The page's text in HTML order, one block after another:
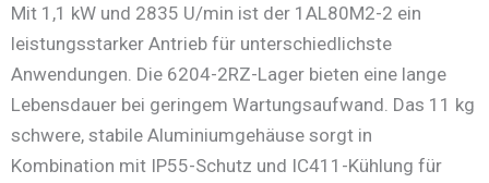
Mit 1,1 kW und 2835 U/min ist der 1AL80M2-2 ein
leistungsstarker Antrieb für unterschiedlichste
Anwendungen. Die 6204-2RZ-Lager bieten eine lange
Lebensdauer bei geringem Wartungsaufwand. Das 11 kg
schwere, stabile Aluminiumgehäuse sorgt in
Kombination mit IP55-Schutz und IC411-Kühlung für